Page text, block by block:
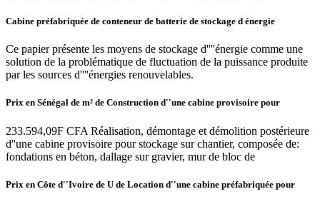
Cabine préfabriquée de conteneur de batterie de stockage d énergie
Ce papier présente les moyens de stockage d''''énergie comme une
solution de la problématique de fluctuation de la puissance produite
par les sources d''''énergies renouvelables.
Prix en Sénégal de m² de Construction d''une cabine provisoire pour
233.594,09F CFA Réalisation, démontage et démolition postérieure
d''une cabine provisoire pour stockage sur chantier, composée de:
fondations en béton, dallage sur gravier, mur de bloc de
Prix en Côte d''Ivoire de U de Location d''une cabine préfabriquée pour